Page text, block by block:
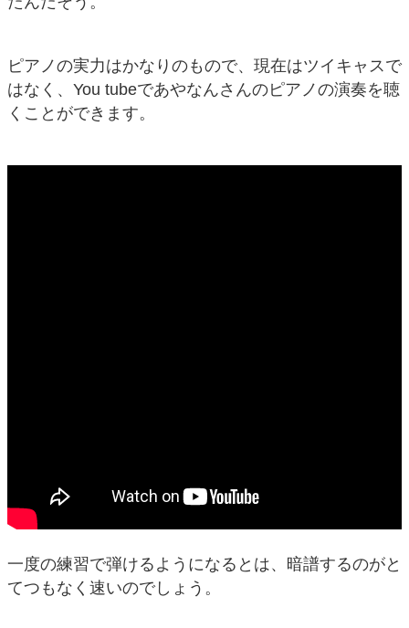
ピアノの実力はかなりのもので、現在はツイキャスで
はなく、You tubeであやなんさんのピアノの演奏を聴
くことができます。
一度の練習で弾けるようになるとは、暗譜するのがと
てつもなく速いのでしょう。